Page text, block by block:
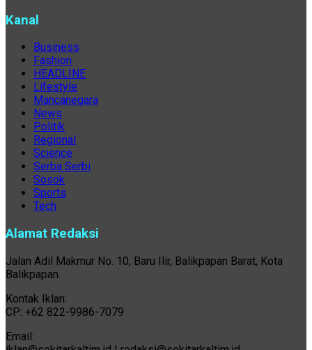
Kanal
Business
Fashion
HEADLINE
Lifestyle
Mancanegara
News
Politik
Regional
Science
Serba Serbi
Sosok
Sports
Tech
Alamat Redaksi
Jalan Adil Makmur No. 10, Baru Ilir, Balikpapan Barat, Kota
Balikpapan.
Kontak Iklan:
CP: +62 822-9986-7079
Email: